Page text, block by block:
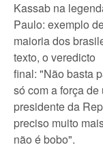
Kassab na
Paulo: exemplo
maioria dos
texto, o veredicto
final: "Não basta
só com a força de
presidente da
preciso muito
não é bobo".